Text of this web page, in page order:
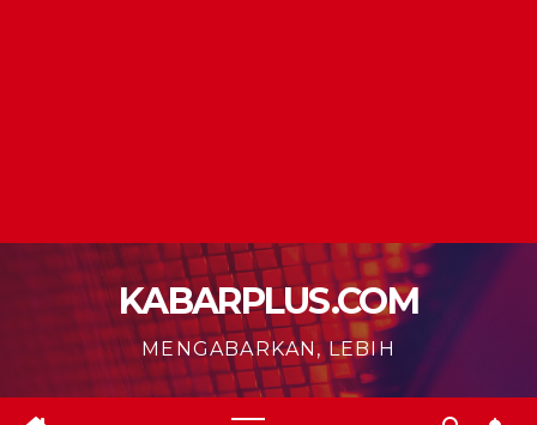
KABARPLUS.COM
MENGABARKAN, LEBIH